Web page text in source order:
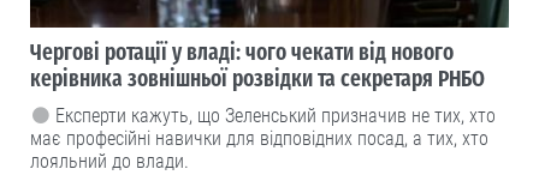
Чергові ротації у владі: чого чекати від нового
керівника зовнішньої розвідки та секретаря РНБО
Експерти кажуть, що Зеленський призначив не тих, хто
має професійні навички для відповідних посад, а тих, хто
лояльний до влади.